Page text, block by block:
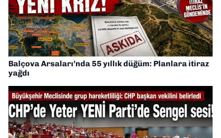
Balçova Arsaları’nda 55 yıllık düğüm: Planlara itiraz
yağdı